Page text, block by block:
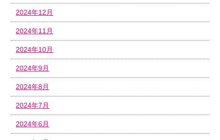
2024年12月
2024年11月
2024年10月
2024年9月
2024年8月
2024年7月
2024年6月